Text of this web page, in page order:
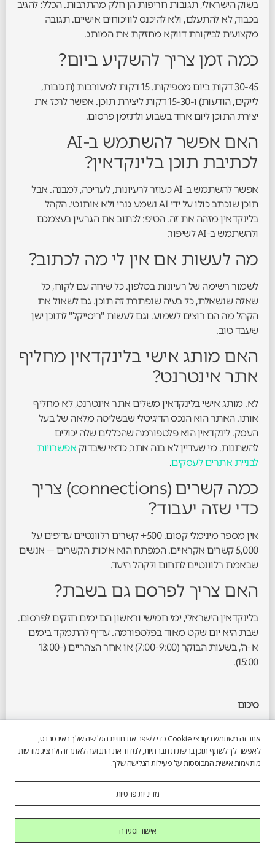
בשוק הישראלי, תגובות חריפות הן חלק מהתרבות. הכלל: להגיב
בכבוד, לא להתעלם, ולא להיכנס לוויכוחים אישיים. תגובה
מקצועית לביקורת דווקא מחזקת את המותג.
כמה זמן צריך להשקיע ביום?
30-45 דקות ביום מספיקות. 15 דקות למעורבות (תגובות,
לייקים, הודעות) ו-15-30 דקות ליצירת תוכן. אפשר לרכז את
יצירת התוכן ליום אחד בשבוע ולתזמן פרסום.
האם אפשר להשתמש ב-AI
לכתיבת תוכן בלינקדאין?
אפשר להשתמש ב-AI כעוזר לרעיונות, לעריכה, למבנה. אבל
תוכן שנכתב כולו על ידי AI נשמע גנרי ולא אותנטי. הקהל
בלינקדאין מזהה את זה. הטיפ: לכתוב את הגרעין בעצמכם
ולהשתמש ב-AI לשיפור.
מה לעשות אם אין לי מה לכתוב?
לשמור רשימה של רעיונות בטלפון. כל שיחה עם לקוח, כל
שאלה שנשאלת, כל בעיה שנפתרת זה תוכן. גם לשאול את
הקהל מה הם רוצים לשמוע. וגם לעשות "ריסייקל" לתוכן ישן
שעבד טוב.
האם מותג אישי בלינקדאין מחליף
אתר אינטרנט?
לא. מותג אישי בלינקדאין משלים אתר אינטרנט, לא מחליף
אותו. האתר הוא הנכס הדיגיטלי שבשליטה מלאה של בעל
העסק. לינקדאין הוא פלטפורמה שהכללים שלה יכולים
להשתנות. מי שעדיין לא בנה אתר, כדאי שיבדוק אפשרויות
לבניית אתרים לעסקים.
כמה קשרים (connections) צריך
כדי שזה יעבוד?
אין מספר מינימלי קסום. 500+ קשרים רלוונטיים עדיפים על
5,000 קשרים אקראיים. המפתח הוא איכות הקשרים — אנשים
שבאמת רלוונטיים לתחום ולקהל היעד.
האם צריך לפרסם גם בשבת?
בלינקדאין הישראלי, ימי חמישי וראשון הם ימים חזקים לפרסום.
שבת היא יום שקט מאוד בפלטפורמה. עדיף להתמקד בימים
א'-ה', בשעות הבוקר (7:00-9:00) או אחר הצהריים (13:00-
15:00).
סיכום
שאלה תיאורטית, זו תוכנית עבודה מעשית שכל בעל עסק יכול
ליישם. הנה שלושה צעדים לביצוע מיידי:
היום:להיכנס לפרופיל הלינקדאין ולעדכן את הכותרת כך
שתדבר ללקוח, לא לכם. לקחת תמונת פרופיל חדשה אם
הנוכחית לא מקצועית.
לכתוב את הפוסט הראשון. לא צריך שיהיה
מושלם. סיפור קצר ממה שקרה בעסק השבוע, תובנה
אתר זה משתמש בקובצי Cookie כדי לשפר את חוויית הגלישה שלך באינטרנט,
לאפשר לך לשתף תוכן ברשתות חברתיות, למדוד את התנועה לאתר זה ולהציג מודעות
מותאמות אישית המבוססות על פעילות הגלישה שלך.
מדיניות פרטיות
אישור וסגירה